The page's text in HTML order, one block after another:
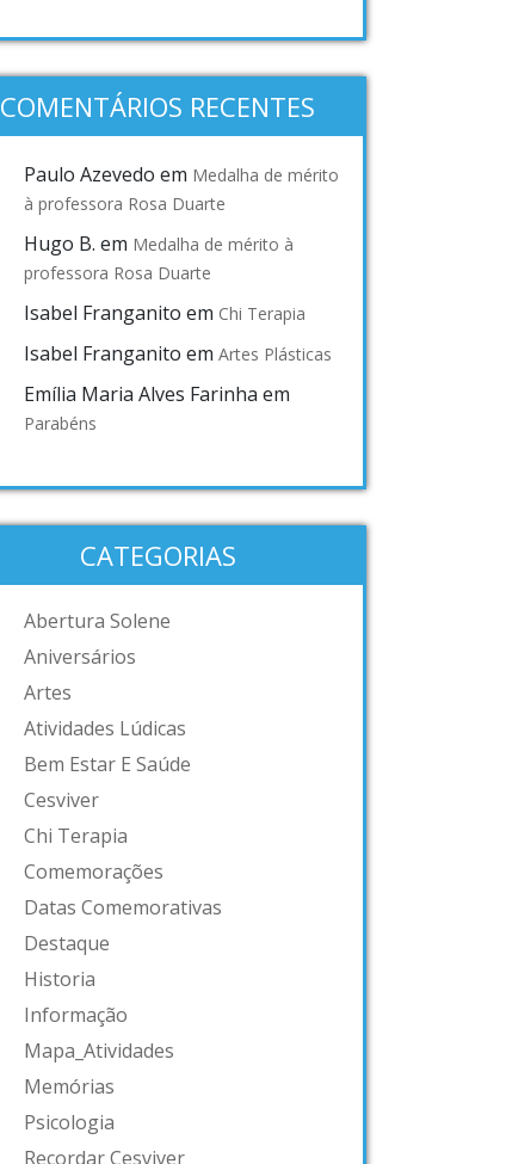
COMENTÁRIOS RECENTES
Paulo Azevedo em Medalha de mérito
à professora Rosa Duarte
Hugo B. em Medalha de mérito à
professora Rosa Duarte
Isabel Franganito em Chi Terapia
Isabel Franganito em Artes Plásticas
Emília Maria Alves Farinha em
Parabéns
CATEGORIAS
Abertura Solene
Aniversários
Artes
Atividades Lúdicas
Bem Estar E Saúde
Cesviver
Chi Terapia
Comemorações
Datas Comemorativas
Destaque
Historia
Informação
Mapa_Atividades
Memórias
Psicologia
Recordar Cesviver